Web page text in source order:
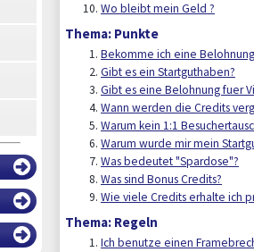
Wo bleibt mein Geld ?
Thema: Punkte
Bekomme ich eine
Gibt es ein Startguthaben?
Gibt es eine Belohnung fuer
Wann werden die Credits
Warum kein 1:1
Warum wurde mir mein
Was bedeutet "Spardose"?
Was sind Bonus Credits?
Wie viele Credits erhalte ich
Thema: Regeln
Ich benutze einen